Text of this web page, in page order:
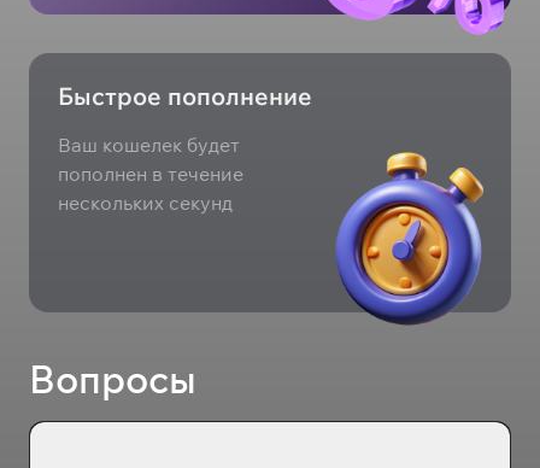
Быстрое пополнение
Ваш кошелек будет
пополнен в течение
нескольких секунд
Вопросы